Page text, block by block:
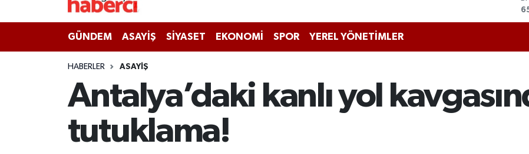
GÜNDEM ASAYİŞ SİYASET EKONOMİ SPOR YEREL YÖNETİMLER
HABERLER ASAYİŞ
Antalya’daki kanlı yol
tutuklama!
Haber Arşivi